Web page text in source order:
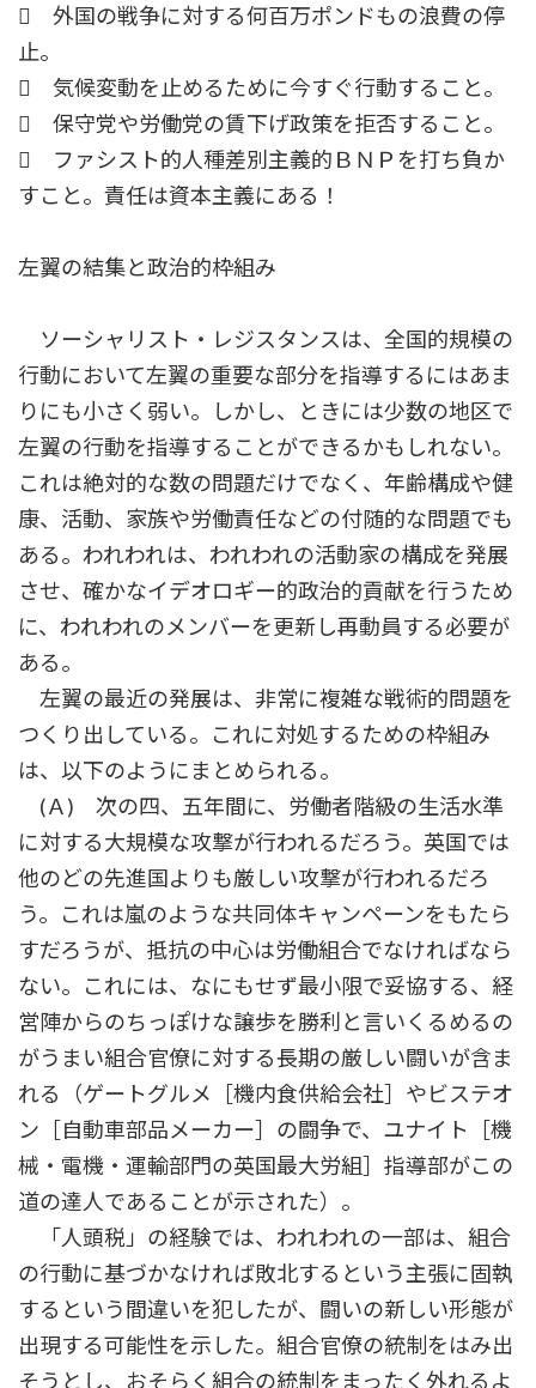
 外国の戦争に対する何百万ポンドもの浪費の停
止。
 気候変動を止めるために今すぐ行動すること。
 保守党や労働党の賃下げ政策を拒否すること。
 ファシスト的人種差別主義的ＢＮＰを打ち負か
すこと。責任は資本主義にある！
左翼の結集と政治的枠組み
ソーシャリスト・レジスタンスは、全国的規模の
行動において左翼の重要な部分を指導するにはあま
りにも小さく弱い。しかし、ときには少数の地区で
左翼の行動を指導することができるかもしれない。
これは絶対的な数の問題だけでなく、年齢構成や健
康、活動、家族や労働責任などの付随的な問題でも
ある。われわれは、われわれの活動家の構成を発展
させ、確かなイデオロギー的政治的貢献を行うため
に、われわれのメンバーを更新し再動員する必要が
ある。
左翼の最近の発展は、非常に複雑な戦術的問題を
つくり出している。これに対処するための枠組み
は、以下のようにまとめられる。
(Ａ) 次の四、五年間に、労働者階級の生活水準
に対する大規模な攻撃が行われるだろう。英国では
他のどの先進国よりも厳しい攻撃が行われるだろ
う。これは嵐のような共同体キャンペーンをもたら
すだろうが、抵抗の中心は労働組合でなければなら
ない。これには、なにもせず最小限で妥協する、経
営陣からのちっぽけな譲歩を勝利と言いくるめるの
がうまい組合官僚に対する長期の厳しい闘いが含ま
れる（ゲートグルメ［機内食供給会社］やビステオ
ン［自動車部品メーカー］の闘争で、ユナイト［機
械・電機・運輸部門の英国最大労組］指導部がこの
道の達人であることが示された）。
「人頭税」の経験では、われわれの一部は、組合
の行動に基づかなければ敗北するという主張に固執
するという間違いを犯したが、闘いの新しい形態が
出現する可能性を示した。組合官僚の統制をはみ出
そうとし、おそらく組合の統制をまったく外れるよ